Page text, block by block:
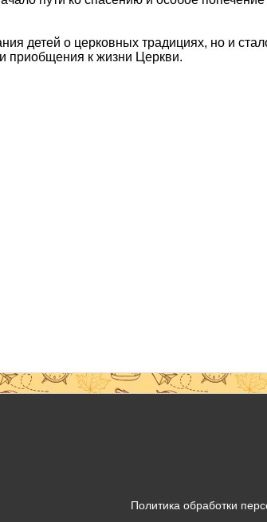
детей о церковных традициях, но и
приобщения к жизни Церкви.
Политика обработки